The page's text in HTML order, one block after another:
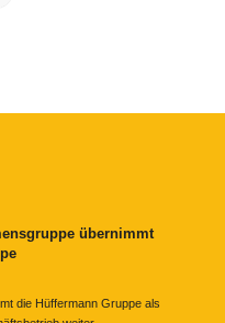
übernimmt
die Hüffermann Gruppe als